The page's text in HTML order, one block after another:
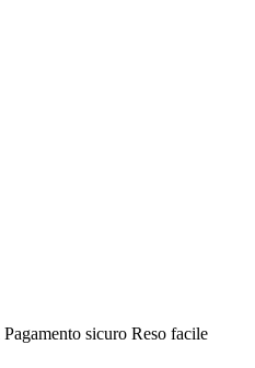
Pagamento sicuro Reso facile